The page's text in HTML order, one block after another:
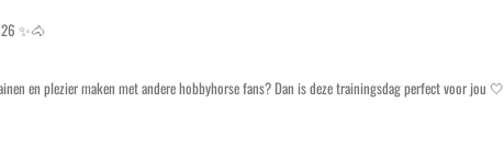
✨🐴
en plezier maken met andere hobbyhorse fans? Dan is deze trainingsdag perfect voor jou 🤍